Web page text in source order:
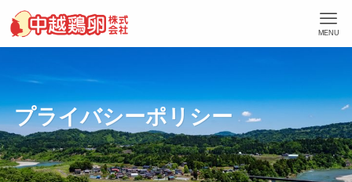
MENU
プライバシーポリシー